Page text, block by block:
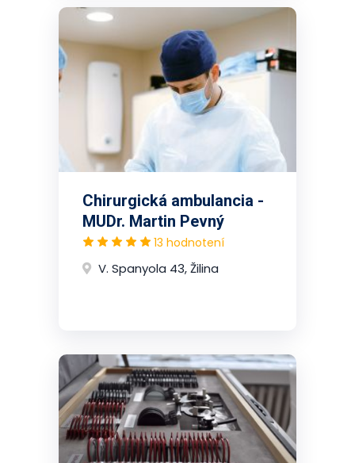
Chirurgická ambulancia -
MUDr. Martin Pevný
13 hodnotení
V. Spanyola 43, Žilina